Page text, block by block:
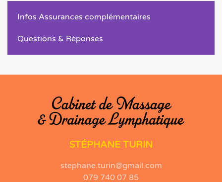
Infos Assurances complémentaires
Questions & Réponses
STÉPHANE TURIN
stephane.turin@gmail.com
079 740 07 85